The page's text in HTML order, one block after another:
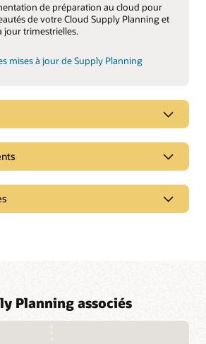
de préparation au cloud pour
de votre Cloud Supply Planning et
jour trimestrielles.
mises à jour de Supply Planning
Planning associés